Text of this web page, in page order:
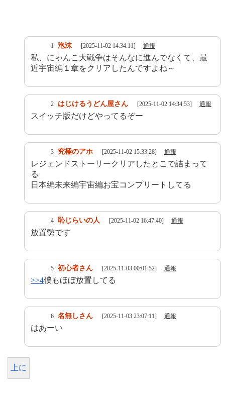
1 泡沫 [2025-11-02 14:34:11] 通報
私、にゃんこ大戦争はそんなに進んでなくて、最
近宇宙編１章をクリアしたんですよね～
2 はじけるうどん屋さん [2025-11-02 14:34:53] 通報
スイッチ版だけどやってるぞー
3 究極のアホ [2025-11-02 15:33:28] 通報
レジェンドストーリークリアしたとこで詰まって
る
日本編未来編宇宙編お宝コンプリートしてる
4 恥じらいの人 [2025-11-02 16:47:40] 通報
放置勢です
5 初心者さん [2025-11-03 00:01:52] 通報
>>4僕もほぼ放置してる
6 名無しさん [2025-11-03 23:07:11] 通報
はあーい
上に